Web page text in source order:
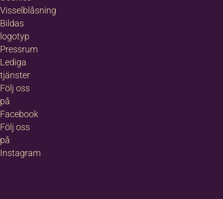
Visselblåsning
Bildas
logotyp
Pressrum
Lediga
tjänster
Följ oss
på
Facebook
Följ oss
på
Instagram